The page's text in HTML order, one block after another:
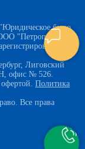
бюро
"Петроправо",
Лиговский
офис № 526.
Политика
Все права